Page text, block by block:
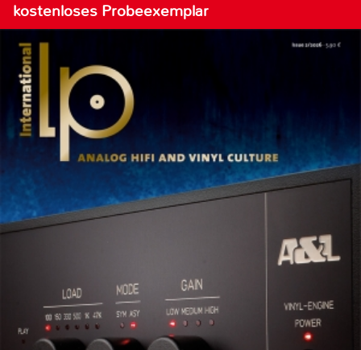
kostenloses Probeexemplar